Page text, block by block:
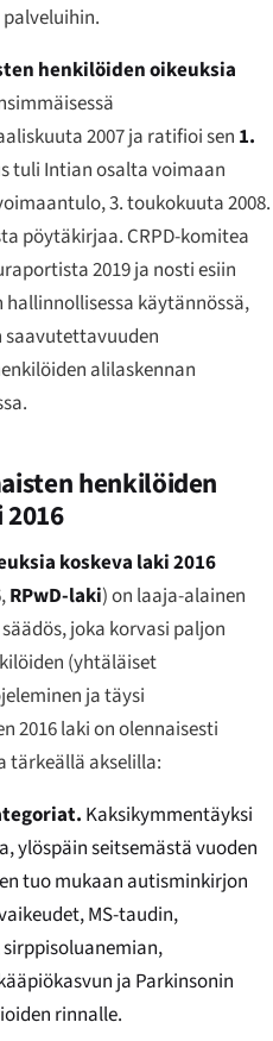
henkilöiden oikeuksia
2007 ja ratifioi sen 1.
tuli Intian osalta voimaan
3. toukokuuta 2008.
pöytäkirjaa. CRPD-komitea
2019 ja nosti esiin
käytännössä,
alilaskennan
henkilöiden
koskeva laki 2016
,RPwD-laki) on laaja-alainen
joka korvasi paljon
(yhtäläiset
ja täysi
2016 laki on olennaisesti
tärkeällä akselilla:
Kaksikymmentäyksi
ylöspäin seitsemästä vuoden
tuo mukaan autisminkirjon
MS-taudin,
ja Parkinsonin
rinnalle.